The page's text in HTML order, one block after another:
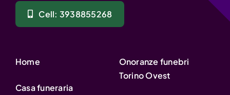
Cell: 3938855268
Home
Casa funeraria
Onoranze funebri
Torino Ovest